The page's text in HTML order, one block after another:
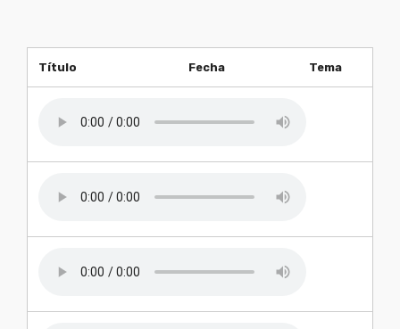
Título Fecha Tema